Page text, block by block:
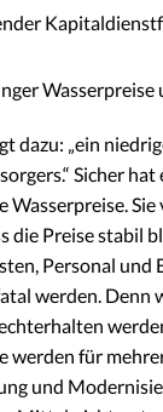
Wasserpreise
dazu: „ein
Sicher hat
die Preise stabil
Personal und
werden. Denn
werden für
und